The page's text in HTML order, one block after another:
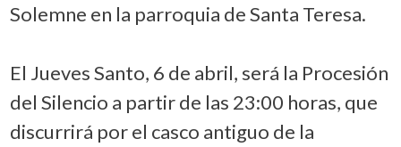
Solemne en la parroquia de Santa Teresa.
El Jueves Santo, 6 de abril, será la Procesión
del Silencio a partir de las 23:00 horas, que
discurrirá por el casco antiguo de la